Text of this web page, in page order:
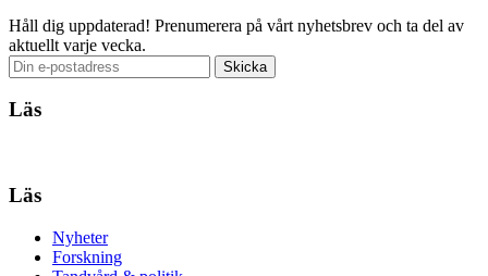
Håll dig uppdaterad! Prenumerera på vårt nyhetsbrev och ta del av
aktuellt varje vecka.
Läs
Läs
Nyheter
Forskning